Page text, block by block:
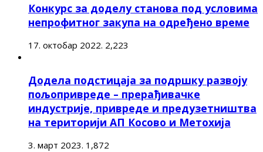
Конкурс за доделу станова под условима
непрофитног закупа на одређено време
17. октобар 2022. 2,223
Додела подстицаја за подршку развоју
пољопривреде – прерађивачке
индустрије, привреде и предузетништва
на територији АП Косово и Метохија
3. март 2023. 1,872